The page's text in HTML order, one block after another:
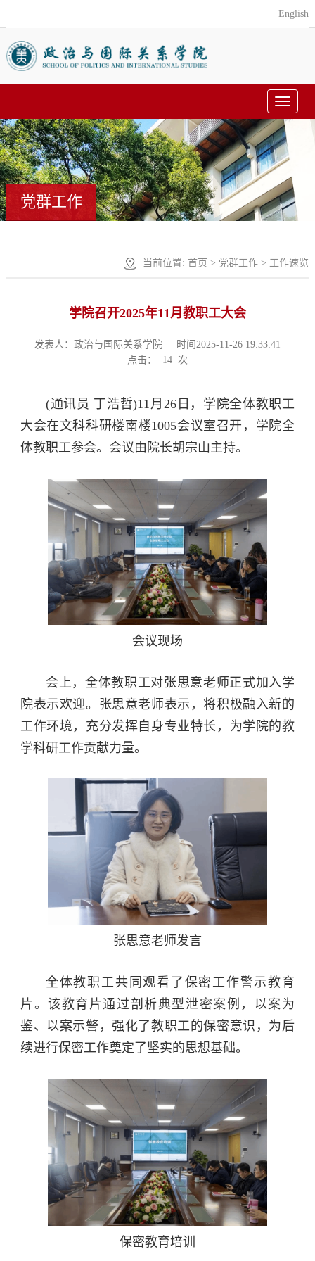
English
Toggle
党群工作
当前位置:首页 > 党群工作 > 工作速览
学院召开2025年11月教职工大会
发表人：政治与国际关系学院
时间2025-11-26 19:33:41
点击：
14 次
(通讯员 丁浩哲)11月26日，学院全体教职工
大会在文科科研楼南楼1005会议室召开，学院全
体教职工参会。会议由院长胡宗山主持。
会议现场
会上，全体教职工对张思意老师正式加入学
院表示欢迎。张思意老师表示，将积极融入新的
工作环境，充分发挥自身专业特长，为学院的教
学科研工作贡献力量。
张思意老师发言
全体教职工共同观看了保密工作警示教育
片。该教育片通过剖析典型泄密案例，以案为
鉴、以案示警，强化了教职工的保密意识，为后
续进行保密工作奠定了坚实的思想基础。
保密教育培训